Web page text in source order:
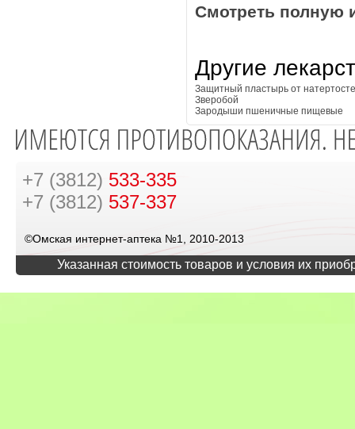
Смотреть полную
Другие
Защитный пластырь от
Зверобой
Зародыши пшеничные пищевые
+7 (3812) 533-335
+7 (3812) 537-337
©Омская интернет-аптека №1, 2010-2013
Указанная стоимость товаров и условия их